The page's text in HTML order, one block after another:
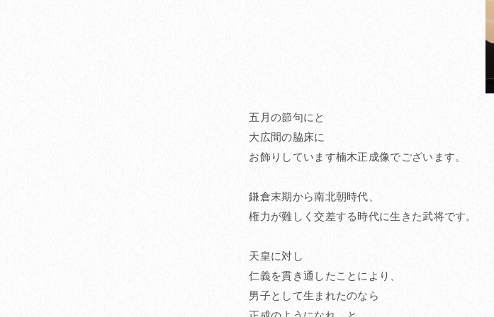
五月の節句にと
大広間の脇床に
お飾りしています楠木正成像でございます。
鎌倉末期から南北朝時代、
権力が難しく交差する時代に生きた武将です。
天皇に対し
仁義を貫き通したことにより、
男子として生まれたのなら